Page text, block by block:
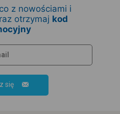
z nowościami i
otrzymaj kod
się